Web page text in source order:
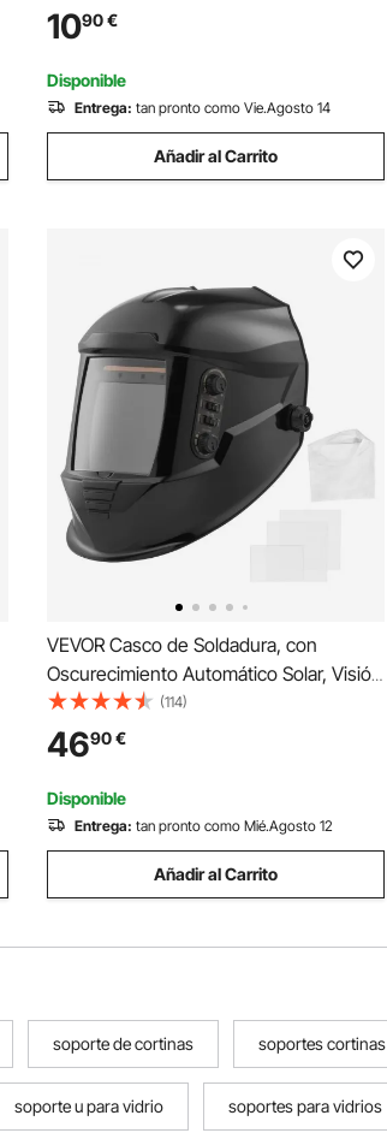
Salpicaduras para Soldadura por Arco en
Cualquier Posición, para Uso en
Exteriores
1090€
Disponible
Entrega: tan pronto como Vie.Agosto 14
Añadir al Carrito
VEVOR Casco de Soldadura, con
Oscurecimiento Automático Solar, Visión
a Color Real, Visión Amplia, con 4
Sensores de Arco, Tono DIN 4/5-9/9-13,
para Soldadura TIG, MIG y Arco,
Esmerilado y Corte
(114)
4690€
Disponible
Entrega: tan pronto como Mié.Agosto 12
Añadir al Carrito
soporte de cortinas soportes cortinas
soporte u para vidrio soportes para vidrios